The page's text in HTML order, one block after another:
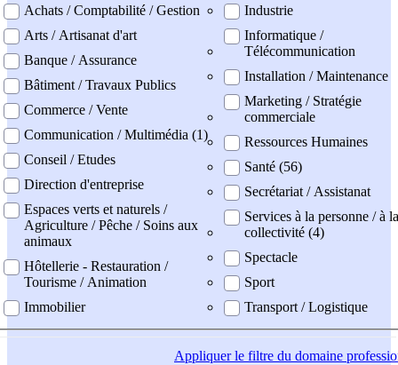
professionel
Achats / Comptabilité / Gestion
Arts / Artisanat d'art
Banque / Assurance
Bâtiment / Travaux Publics
Commerce / Vente
Communication / Multimédia (1)
Conseil / Etudes
Direction d'entreprise
Espaces verts et naturels /
Agriculture / Pêche / Soins aux
animaux
Hôtellerie - Restauration /
Tourisme / Animation
Immobilier
Industrie
Informatique /
Télécommunication
Installation / Maintenance
Marketing / Stratégie
commerciale
Ressources Humaines
Santé (56)
Secrétariat / Assistanat
Services à la personne / à la
collectivité (4)
Spectacle
Sport
Transport / Logistique
Appliquerle filtre du domaine